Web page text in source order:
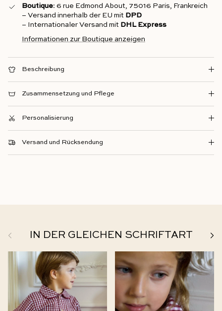
Boutique: 6 rue Edmond About, 75016 Paris, Frankreich
– Versand innerhalb der EU mit DPD
– Internationaler Versand mit DHL Express
Informationen zur Boutique anzeigen
Beschreibung
Zusammensetzung und Pflege
Personalisierung
Versand und Rücksendung
Zurück IN DER GLEICHEN SCHRIFTART